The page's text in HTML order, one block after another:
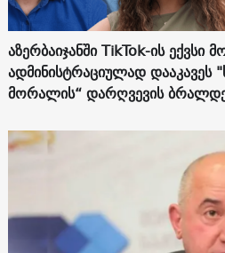
აზერბაიჯანში TikTok-ის ექვსი
ადმინისტრაციულად დააკავეს
მორალის“ დარღვევის